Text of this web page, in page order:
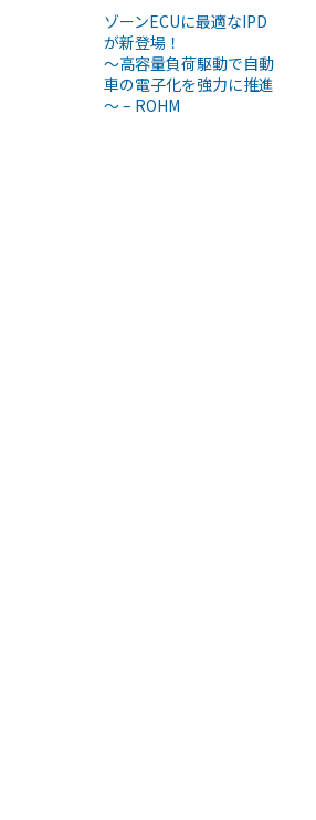
ゾーンECUに最適なIPD
が新登場！
～高容量負荷駆動で自動
車の電子化を強力に推進
～ – ROHM